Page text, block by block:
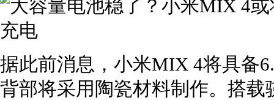
据此前消息，小米MIX 4将具备
背部将采用陶瓷材料制作。搭